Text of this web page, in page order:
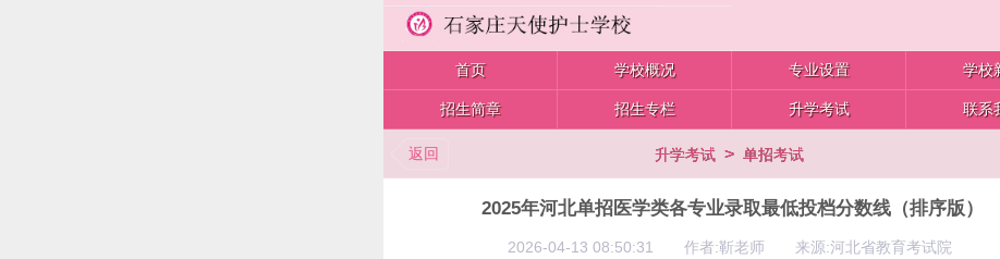
首页 学校概况 专业设置 学校
招生简章 招生专栏 升学考试 联系
返回 升学考试 > 单招考试
2025年河北单招医学类各专业录取最低投档分数线（排序版）
2026-04-13 08:50:31 作者:靳老师 来源:河北省教育考试院